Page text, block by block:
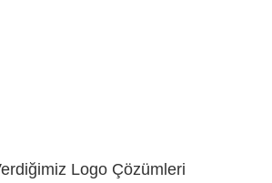
Logo Çözümleri